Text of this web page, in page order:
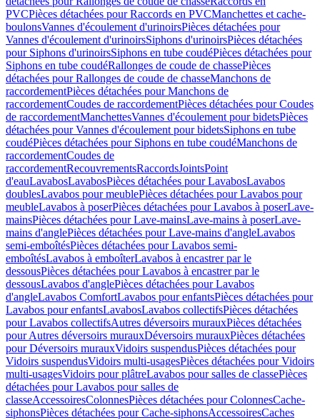
PVCPièces détachées pour Raccords en PVCManchettes et cache-
boulonsVannes d'écoulement d'urinoirsPièces détachées pour
Vannes d'écoulement d'urinoirsSiphons d'urinoirsPièces détachées
pour Siphons d'urinoirsSiphons en tube coudéPièces détachées pour
Siphons en tube coudéRallonges de coude de chassePièces
détachées pour Rallonges de coude de chasseManchons de
raccordementPièces détachées pour Manchons de
raccordementCoudes de raccordementPièces détachées pour Coudes
de raccordementManchettesVannes d'écoulement pour bidetsPièces
détachées pour Vannes d'écoulement pour bidetsSiphons en tube
coudéPièces détachées pour Siphons en tube coudéManchons de
raccordementCoudes de
raccordementRecouvrementsRaccordsJointsPoint
d'eauLavabosLavabosPièces détachées pour LavabosLavabos
doublesLavabos pour meublePièces détachées pour Lavabos pour
meubleLavabos à poserPièces détachées pour Lavabos à poserLave-
mainsPièces détachées pour Lave-mainsLave-mains à poserLave-
mains d'anglePièces détachées pour Lave-mains d'angleLavabos
semi-emboîtésPièces détachées pour Lavabos semi-
emboîtésLavabos à emboîterLavabos à encastrer par le
dessousPièces détachées pour Lavabos à encastrer par le
dessousLavabos d'anglePièces détachées pour Lavabos
d'angleLavabos ComfortLavabos pour enfantsPièces détachées pour
Lavabos pour enfantsLavabosLavabos collectifsPièces détachées
pour Lavabos collectifsAutres déversoirs murauxPièces détachées
pour Autres déversoirs murauxDéversoirs murauxPièces détachées
pour Déversoirs murauxVidoirs suspendusPièces détachées pour
Vidoirs suspendusVidoirs multi-usagesPièces détachées pour Vidoirs
multi-usagesVidoirs pour plâtreLavabos pour salles de classePièces
détachées pour Lavabos pour salles de
classeAccessoiresColonnesPièces détachées pour ColonnesCache-
siphonsPièces détachées pour Cache-siphonsAccessoiresCaches